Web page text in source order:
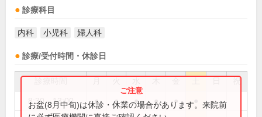
診療科目
内科 小児科 婦人科
診療/受付時間・休診日
祝
8:30～13:00 ● ● ● ● ●
お盆(8月中旬)は休診・休業の場合があります。来院前